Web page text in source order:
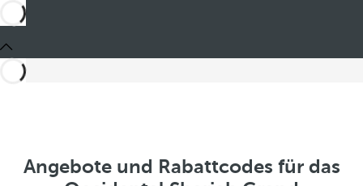
Angebote und Rabattcodes für das